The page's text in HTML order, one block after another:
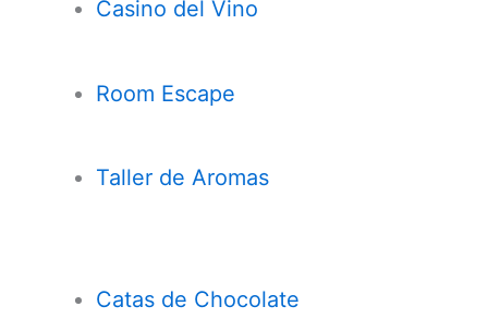
Casino del Vino
Room Escape
Taller de Aromas
Catas de Chocolate